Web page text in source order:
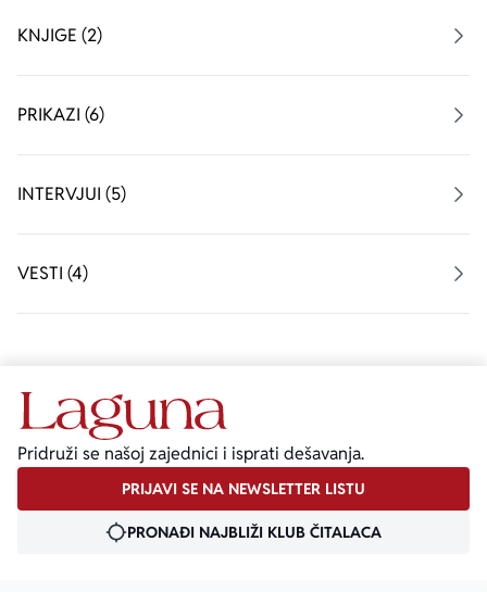
KNJIGE (2)
PRIKAZI (6)
INTERVJUI (5)
VESTI (4)
Pridruži se našoj zajednici i isprati dešavanja.
PRIJAVI SE NA NEWSLETTER LISTU
PRONAĐI NAJBLIŽI KLUB ČITALACA